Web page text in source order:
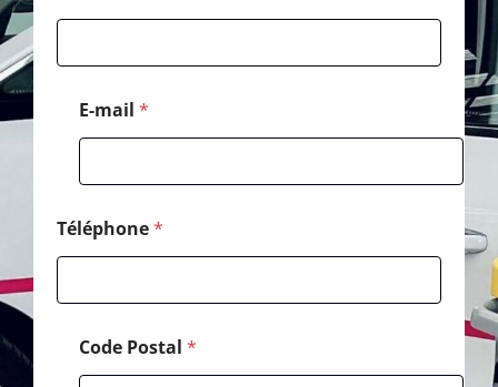
E-mail *
m
*
Téléphone*
Code Postal *